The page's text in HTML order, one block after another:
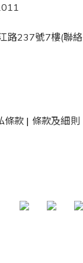
路237號7樓(聯
條款 | 條款及細則